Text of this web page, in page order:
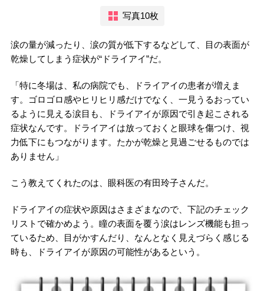
写真10枚
涙の量が減ったり、涙の質が低下するなどして、目の表面が
乾燥してしまう症状が“ドライアイ”だ。
「特に冬場は、私の病院でも、ドライアイの患者が増えま
す。ゴロゴロ感やヒリヒリ感だけでなく、一見うるおってい
るように見える涙目も、ドライアイが原因で引き起こされる
症状なんです。ドライアイは放っておくと眼球を傷つけ、視
力低下にもつながります。たかが乾燥と見過ごせるものでは
ありません」
こう教えてくれたのは、眼科医の有田玲子さんだ。
ドライアイの症状や原因はさまざまなので、下記のチェック
リストで確かめよう。瞳の表面を覆う涙はレンズ機能も担っ
ているため、目がかすんだり、なんとなく見えづらく感じる
時も、ドライアイが原因の可能性があるという。